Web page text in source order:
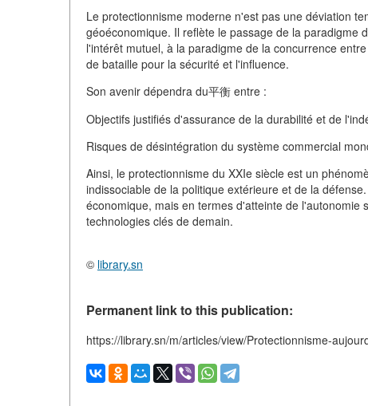
Le protectionnisme moderne n'est pas une déviation
géoéconomique. Il reflète le passage de la paradigme
l'intérêt mutuel, à la paradigme de la concurrence
de bataille pour la sécurité et l'influence.
Son avenir dépendra du平衡 entre :
Objectifs justifiés d'assurance de la durabilité et de
Risques de désintégration du système commercial
Ainsi, le protectionnisme du XXIe siècle est un
indissociable de la politique extérieure et de la
économique, mais en termes d'atteinte de
technologies clés de demain.
© library.sn
Permanent link to this publication:
https://library.sn/m/articles/view/Protectionnisme-